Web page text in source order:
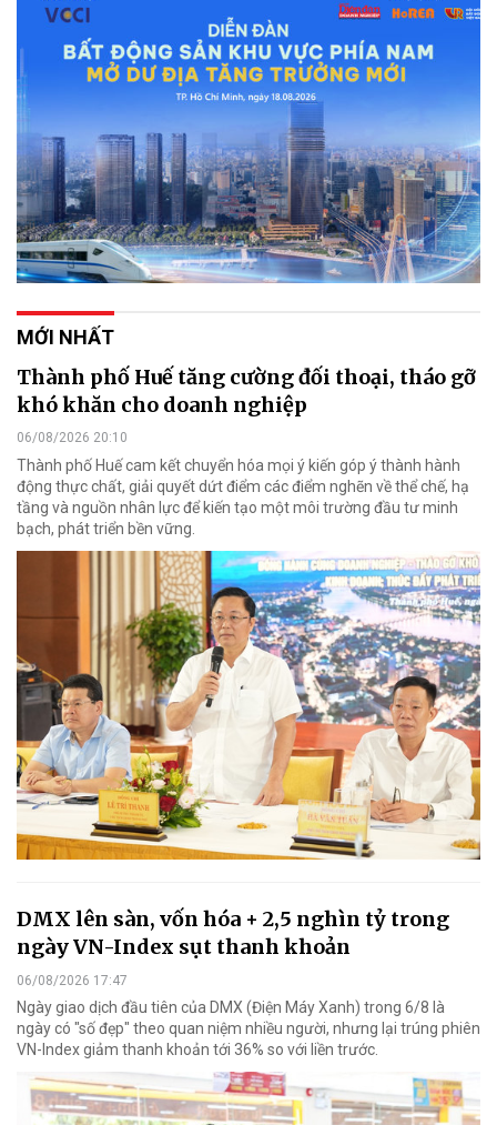
MỚI NHẤT
Thành phố Huế tăng cường đối thoại, tháo gỡ
khó khăn cho doanh nghiệp
06/08/2026 20:10
Thành phố Huế cam kết chuyển hóa mọi ý kiến góp ý thành hành
động thực chất, giải quyết dứt điểm các điểm nghẽn về thể chế, hạ
tầng và nguồn nhân lực để kiến tạo một môi trường đầu tư minh
bạch, phát triển bền vững.
DMX lên sàn, vốn hóa + 2,5 nghìn tỷ trong
ngày VN-Index sụt thanh khoản
06/08/2026 17:47
Ngày giao dịch đầu tiên của DMX (Điện Máy Xanh) trong 6/8 là
ngày có "số đẹp" theo quan niệm nhiều người, nhưng lại trúng phiên
VN-Index giảm thanh khoản tới 36% so với liền trước.